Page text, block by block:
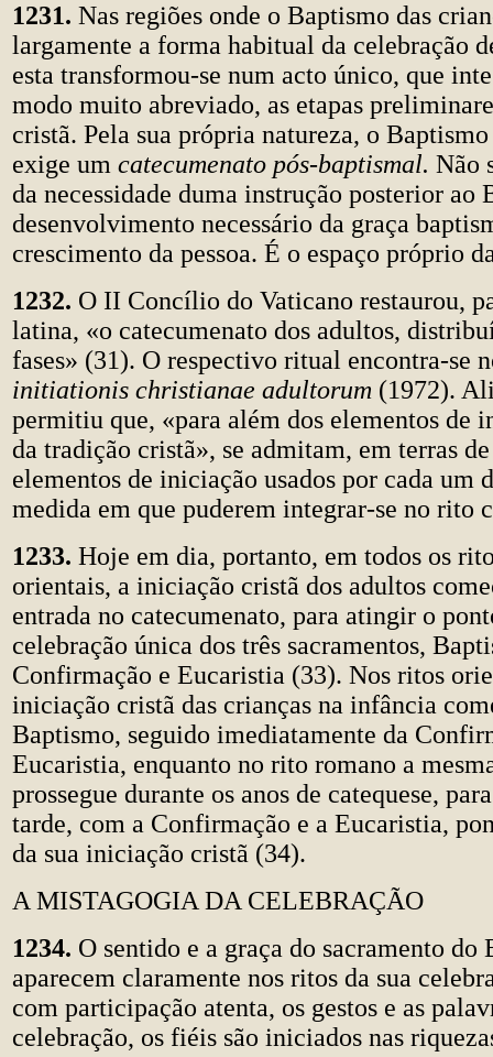
1231. Nas regiões onde o Baptismo das
largamente a forma habitual da celebração
esta transformou-se num acto único, que
modo muito abreviado, as etapas
cristã. Pela sua própria natureza, o
exige um catecumenato pós-baptismal. Não
da necessidade duma instrução posterior ao
desenvolvimento necessário da graça
crescimento da pessoa. É o espaço próprio
1232. O II Concílio do Vaticano restaurou,
latina, «o catecumenato dos adultos,
fases» (31). O respectivo ritual encontra-se
initiationis christianae adultorum (1972).
permitiu que, «para além dos elementos de
da tradição cristã», se admitam, em terras
elementos de iniciação usados por cada um
medida em que puderem integrar-se no rito
1233. Hoje em dia, portanto, em todos os
orientais, a iniciação cristã dos adultos
entrada no catecumenato, para atingir o
celebração única dos três sacramentos,
Confirmação e Eucaristia (33). Nos ritos
iniciação cristã das crianças na infância
Baptismo, seguido imediatamente da
Eucaristia, enquanto no rito romano a
prossegue durante os anos de catequese,
tarde, com a Confirmação e a Eucaristia,
da sua iniciação cristã (34).
A MISTAGOGIA DA CELEBRAÇÃO
1234. O sentido e a graça do sacramento do
aparecem claramente nos ritos da sua
com participação atenta, os gestos e as
celebração, os fiéis são iniciados nas